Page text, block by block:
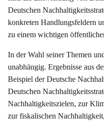
Deutschen
konkreten Handlungsfeldern
zu einem wichtigen
In der Wahl seiner Themen
unabhängig. Ergebnisse aus
Beispiel der Deutsche
Deutschen
Nachhaltigkeitszielen, zur
zur fiskalischen